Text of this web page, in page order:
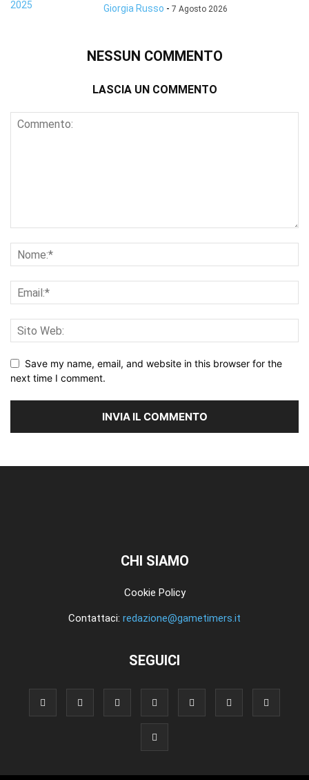
Giorgia Russo - 7 Agosto 2026
NESSUN COMMENTO
LASCIA UN COMMENTO
Save my name, email, and website in this browser for the
next time I comment.
CHI SIAMO
Cookie Policy
Contattaci: redazione@gametimers.it
SEGUICI